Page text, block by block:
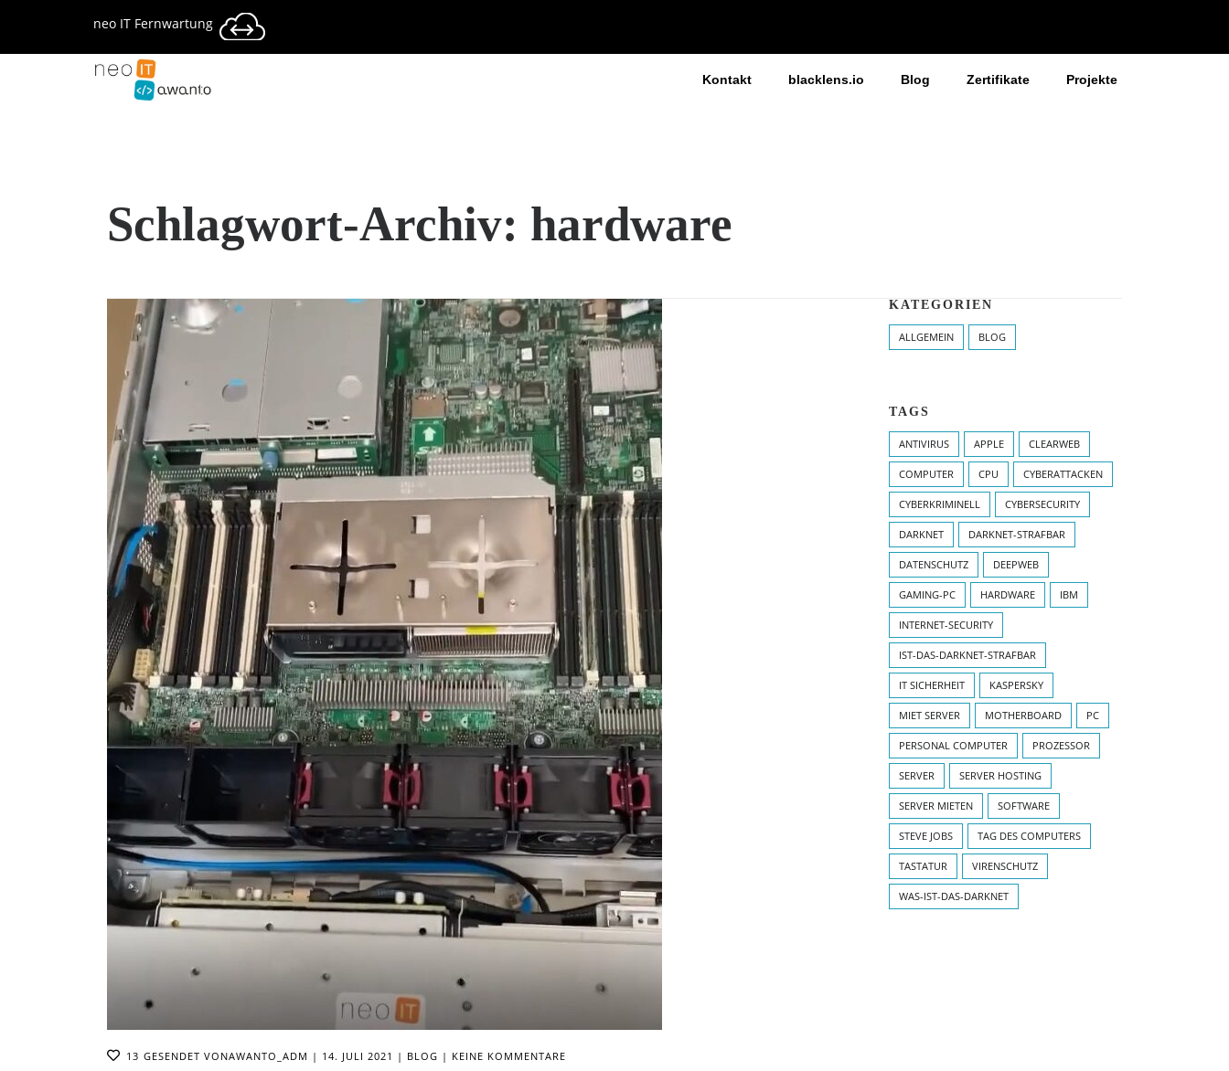
neo IT Fernwartung
Kontakt blacklens.io Blog Zertifikate Projekte
Schlagwort-Archiv: hardware
13 GESENDET VONAWANTO_ADM 14. JULI 2021 BLOG KEINE KOMMENTARE
KATEGORIEN
ALLGEMEIN BLOG
TAGS
ANTIVIRUS APPLE CLEARWEB
COMPUTER CPU CYBERATTACKEN
CYBERKRIMINELL CYBERSECURITY
DARKNET DARKNET-STRAFBAR
DATENSCHUTZ DEEPWEB
GAMING-PC HARDWARE IBM
INTERNET-SECURITY
IST-DAS-DARKNET-STRAFBAR
IT SICHERHEIT KASPERSKY
MIET SERVER MOTHERBOARD PC
PERSONAL COMPUTER PROZESSOR
SERVER SERVER HOSTING
SERVER MIETEN SOFTWARE
STEVE JOBS TAG DES COMPUTERS
TASTATUR VIRENSCHUTZ
WAS-IST-DAS-DARKNET